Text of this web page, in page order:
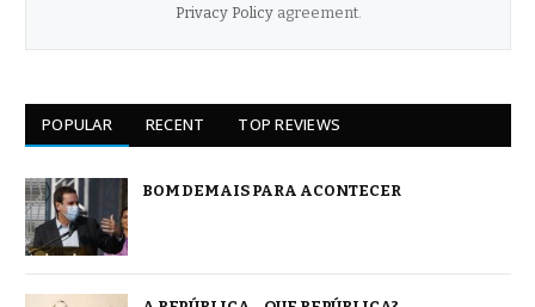
Privacy Policyagreement.
POPULAR RECENT TOP REVIEWS
BOM DEMAIS PARA ACONTECER